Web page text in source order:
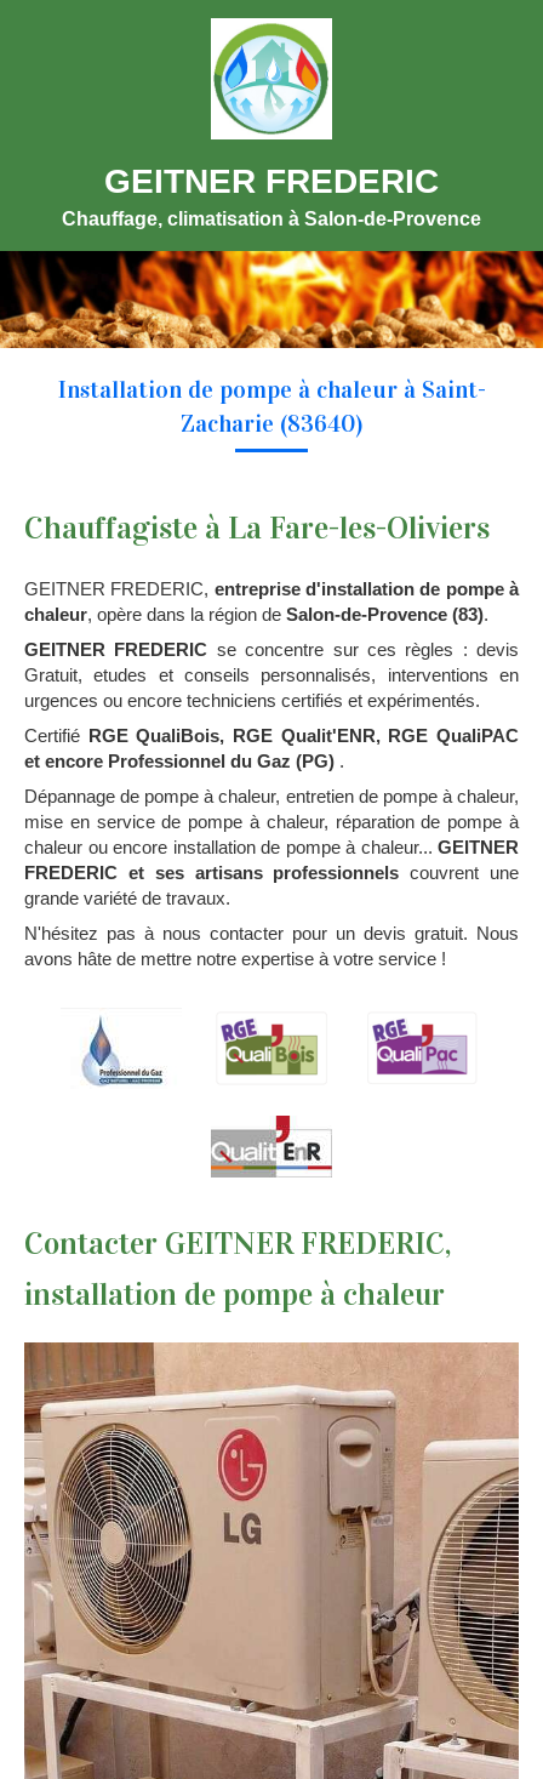
GEITNER FREDERIC
Chauffage, climatisation à Salon-de-Provence
Installation de pompe à chaleur à Saint-
Zacharie (83640)
Chauffagiste à La Fare-les-Oliviers
GEITNER FREDERIC, entreprise d'installation de pompe à
chaleur, opère dans la région de Salon-de-Provence (83).
GEITNER FREDERIC se concentre sur ces règles : devis
Gratuit, etudes et conseils personnalisés, interventions en
urgences ou encore techniciens certifiés et expérimentés.
Certifié RGE QualiBois, RGE Qualit'ENR, RGE QualiPAC
et encore Professionnel du Gaz (PG) .
Dépannage de pompe à chaleur, entretien de pompe à chaleur,
mise en service de pompe à chaleur, réparation de pompe à
chaleur ou encore installation de pompe à chaleur... GEITNER
FREDERIC et ses artisans professionnels couvrent une
grande variété de travaux.
N'hésitez pas à nous contacter pour un devis gratuit. Nous
avons hâte de mettre notre expertise à votre service !
Contacter GEITNER FREDERIC,
installation de pompe à chaleur